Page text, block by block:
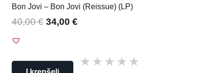
Bon Jovi – Bon Jovi (Reissue) (LP)
40,00€ 34,00 €